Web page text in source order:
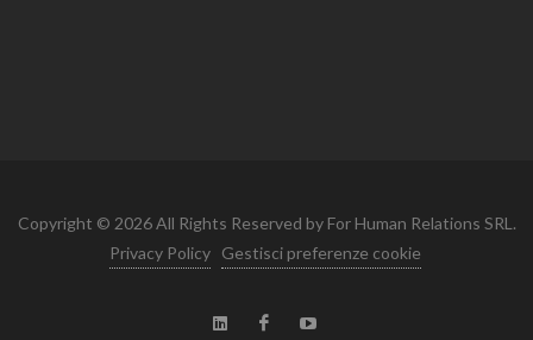
Copyright © 2026 All Rights Reserved by For Human Relations SRL.
Privacy Policy
Gestisci preferenze cookie